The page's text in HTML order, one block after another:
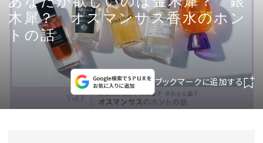
CULTURE
CELEBRITY
COLLECTION
WEDDING
木犀？ オスマンサス香水のホン
トの話
ブックマークに追加する